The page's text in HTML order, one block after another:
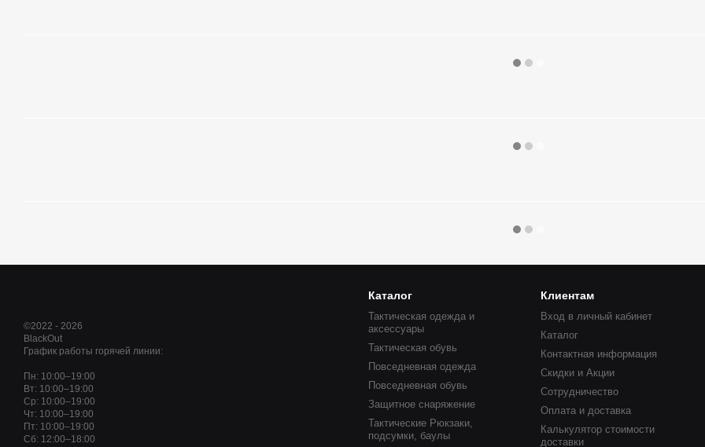
©2022 - 2026
BlackOut
График работы горячей линии:
Пн: 10:00–19:00
Вт: 10:00–19:00
Ср: 10:00–19:00
Чт: 10:00–19:00
Пт: 10:00–19:00
Сб: 12:00–18:00
Каталог
Тактическая одежда и
аксессуары
Тактическая обувь
Повседневная одежда
Повседневная обувь
Защитное снаряжение
Тактические Рюкзаки,
подсумки, баулы
Клиентам
Вход в личный кабинет
Каталог
Контактная информация
Скидки и Акции
Сотрудничество
Оплата и доставка
Калькулятор стоимости
доставки